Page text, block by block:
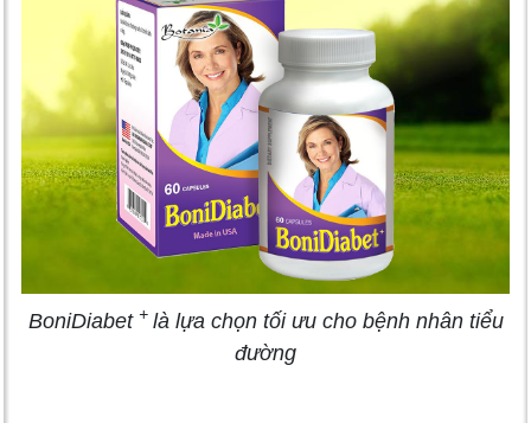
BoniDiabet + là lựa chọn tối ưu cho bệnh nhân tiểu
đường